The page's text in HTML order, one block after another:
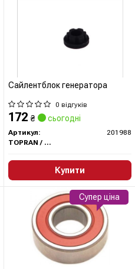
Сайлентблок генератора
0 відгуків
172 ₴ сьогодні
Артикул:
201988
TOPRAN / HANS PRIES
Купити
Супер ціна